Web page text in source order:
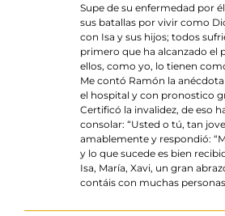
Supe de su enfermedad por
sus batallas por vivir como
con Isa y sus hijos; todos
primero que ha alcanzado el
ellos, como yo, lo tienen
Me contó Ramón la
el hospital y con pronostico
Certificó la invalidez, de eso
consolar: “Usted o tú, tan
amablemente y respondió:
y lo que sucede es bien
Isa, María, Xavi, un gran
contáis con muchas